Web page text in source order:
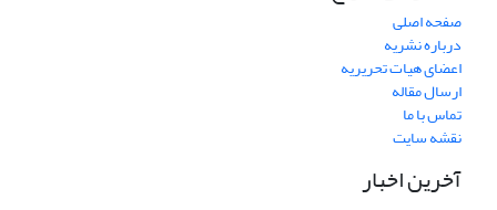
صفحه اصلی
درباره نشریه
اعضای هیات تحریریه
ارسال مقاله
تماس با ما
نقشه سایت
آخرین اخبار